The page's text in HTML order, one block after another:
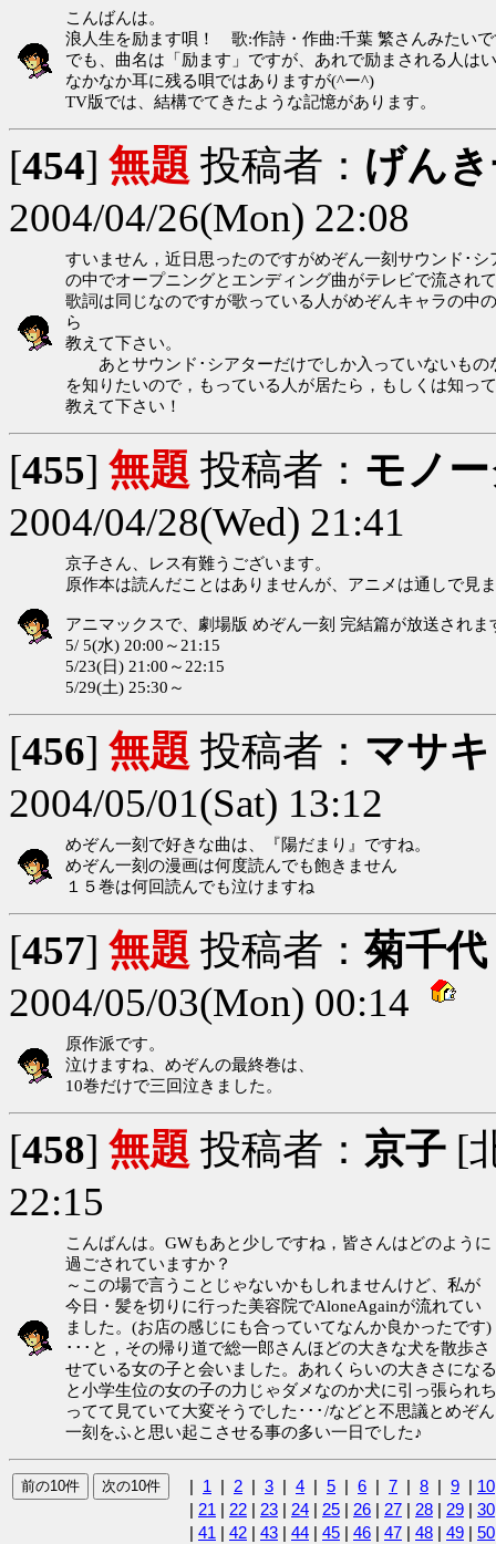
こんばんは。
浪人生を励ます唄！ 歌:作詩・作曲:千葉 繁さんみたい
でも、曲名は「励ます」ですが、あれで励まされる人は
なかなか耳に残る唄ではありますが(^ー^)
TV版では、結構でてきたような記憶があります。
[454] 無題 投稿者： げん
2004/04/26(Mon) 22:08
すいません，近日思ったのですがめぞん一刻サウンド･シ
の中でオープニングとエンディング曲がテレビで流され
歌詞は同じなのですが歌っている人がめぞんキャラの中
ら
教えて下さい。
あとサウンド･シアターだけでしか入っていないもの
を知りたいので，もっている人が居たら，もしくは知っ
教えて下さい！
[455] 無題 投稿者： モノ
2004/04/28(Wed) 21:41
京子さん、レス有難うございます。
原作本は読んだことはありませんが、アニメは通しで見
アニマックスで、劇場版 めぞん一刻 完結篇が放送されま
5/ 5(水) 20:00～21:15
5/23(日) 21:00～22:15
5/29(土) 25:30～
[456] 無題 投稿者： マサキ
2004/05/01(Sat) 13:12
めぞん一刻で好きな曲は、『陽だまり』ですね。
めぞん一刻の漫画は何度読んでも飽きません
１５巻は何回読んでも泣けますね
[457] 無題 投稿者： 菊千代
2004/05/03(Mon) 00:14
原作派です。
泣けますね、めぞんの最終巻は、
10巻だけで三回泣きました。
[458] 無題 投稿者： 京子 [
22:15
こんばんは。GWもあと少しですね，皆さんはどのように
過ごされていますか？
～この場で言うことじゃないかもしれませんけど、私が
今日・髪を切りに行った美容院でAloneAgainが流れてい
ました。(お店の感じにも合っていてなんか良かったです)
･･･と，その帰り道で総一郎さんほどの大きな犬を散歩さ
せている女の子と会いました。あれくらいの大きさになる
と小学生位の女の子の力じゃダメなのか犬に引っ張られ
ってて見ていて大変そうでした･･･/などと不思議とめぞん
一刻をふと思い起こさせる事の多い一日でした♪
| 1 | 2 | 3 | 4 | 5 | 6 | 7 | 8 | 9 | 10
| 21 | 22 | 23 | 24 | 25 | 26 | 27 | 28 | 29 | 30
| 41 | 42 | 43 | 44 | 45 | 46 | 47 | 48 | 49 | 50